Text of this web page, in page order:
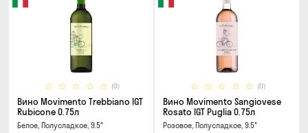
(0)
Вино Movimento Trebbiano IGT
Rubicone 0.75л
Белое, Полусладкое, 9.5°
(0)
Вино Movimento Sangiovese
Rosato IGT Puglia 0.75л
Розовое, Полусладкое, 9.5°